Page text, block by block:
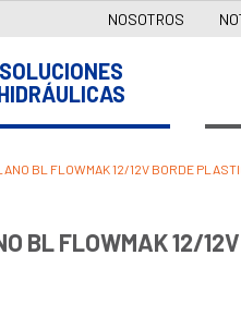
NOSOTROS
SOLUCIONES
BL FLOWMAK 12/12V BORDE
BL FLOWMAK 12/